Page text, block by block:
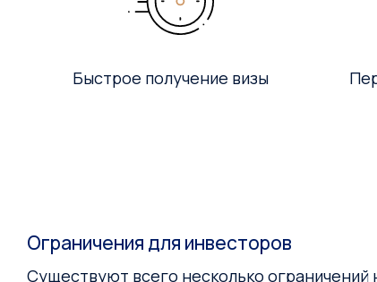
Быстрое получение визы
Ограничения для инвесторов
Существуют всего несколько